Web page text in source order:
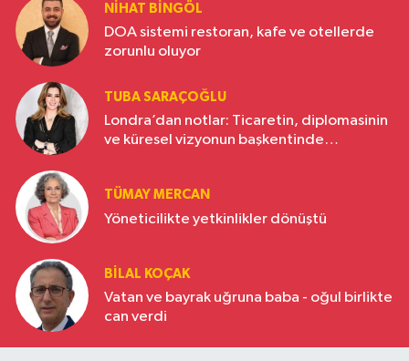
NIHAT BINGÖL
DOA sistemi restoran, kafe ve otellerde
zorunlu oluyor
TUBA SARAÇOĞLU
Londra’dan notlar: Ticaretin, diplomasinin
ve küresel vizyonun başkentinde
TÜMAY MERCAN
Yöneticilikte yetkinlikler dönüştü
BILAL KOÇAK
Vatan ve bayrak uğruna baba - oğul birlikte
can verdi